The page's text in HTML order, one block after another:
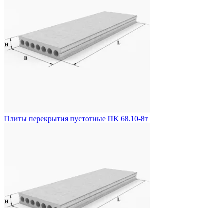
Плиты перекрытия пустотные ПК 68.10-8т